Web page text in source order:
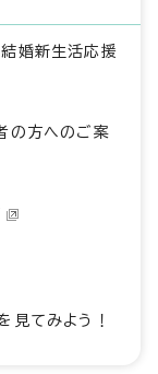
婚新生活応援
の方へのご案
見てみよう！